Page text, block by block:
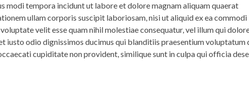
modi tempora incidunt ut labore et dolore magnam aliquam quaerat
ullam corporis suscipit laboriosam, nisi ut aliquid ex ea commodi
velit esse quam nihil molestiae consequatur, vel illum qui
iusto odio dignissimos ducimus qui blanditiis praesentium voluptatum
cupiditate non provident, similique sunt in culpa qui officia